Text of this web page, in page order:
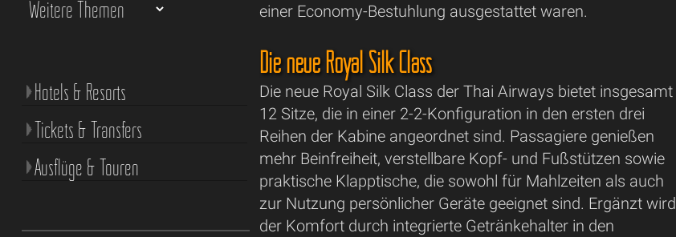
einer Economy-Bestuhlung ausgestattet waren.
Die neue Royal Silk Class
Die neue Royal Silk Class der Thai Airways bietet insgesamt
12 Sitze, die in einer 2-2-Konfiguration in den ersten drei
Reihen der Kabine angeordnet sind. Passagiere genießen
mehr Beinfreiheit, verstellbare Kopf- und Fußstützen sowie
praktische Klapptische, die sowohl für Mahlzeiten als auch
zur Nutzung persönlicher Geräte geeignet sind. Ergänzt wird
der Komfort durch integrierte Getränkehalter in den
Hotels & Resorts
Tickets & Transfers
Ausflüge & Touren